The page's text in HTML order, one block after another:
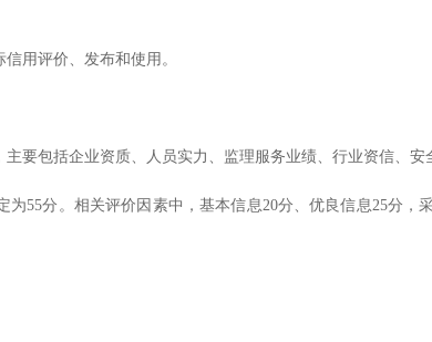
用评价、发布和使用。
要包括企业资质、人员实力、监理服务业绩、行业资信、安
为55分。相关评价因素中，基本信息20分、优良信息25分，